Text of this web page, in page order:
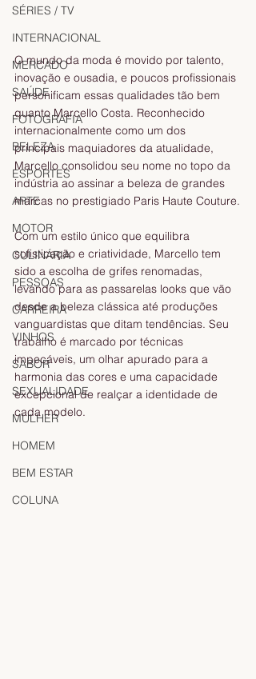
SÉRIES / TV
INTERNACIONAL
MERCADO
SAÚDE
FOTOGRAFIA
BELEZA
ESPORTES
ARTE
MOTOR
CULINÁRIA
PESSOAS
CARREIRA
VINHOS
SABOR
SEXUALIDADE
MULHER
HOMEM
BEM ESTAR
COLUNA
O mundo da moda é movido por talento,
inovação e ousadia, e poucos profissionais
personificam essas qualidades tão bem
quanto Marcello Costa. Reconhecido
internacionalmente como um dos
principais maquiadores da atualidade,
Marcello consolidou seu nome no topo da
indústria ao assinar a beleza de grandes
marcas no prestigiado Paris Haute Couture.
Com um estilo único que equilibra
sofisticação e criatividade, Marcello tem
sido a escolha de grifes renomadas,
levando para as passarelas looks que vão
desde a beleza clássica até produções
vanguardistas que ditam tendências. Seu
trabalho é marcado por técnicas
impecáveis, um olhar apurado para a
harmonia das cores e uma capacidade
excepcional de realçar a identidade de
cada modelo.